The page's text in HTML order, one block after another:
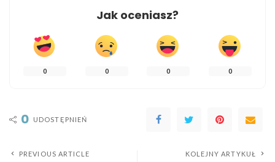
Jak oceniasz?
0 0 0 0
0 UDOSTĘPNIEŃ
PREVIOUS ARTICLE KOLEJNY ARTYKUŁ